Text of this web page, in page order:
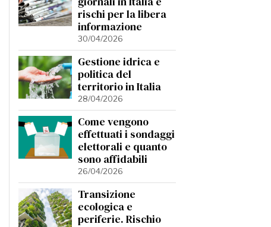
rischi per la libera
informazione
30/04/2026
Gestione idrica e
politica del
territorio in Italia
28/04/2026
Come vengono
effettuati i sondaggi
elettorali e quanto
sono affidabili
26/04/2026
Transizione
ecologica e
periferie. Rischio